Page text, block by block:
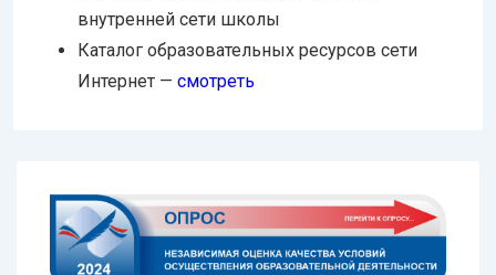
внутренней сети школы
Каталог образовательных ресурсов сети
Интернет — смотреть